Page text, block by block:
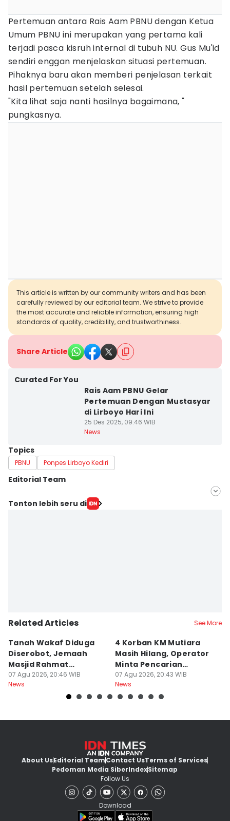
Pertemuan antara Rais Aam PBNU dengan Ketua
Umum PBNU ini merupakan yang pertama kali
terjadi pasca kisruh internal di tubuh NU. Gus Mu'id
sendiri enggan menjelaskan situasi pertemuan.
Pihaknya baru akan memberi penjelasan terkait
hasil pertemuan setelah selesai.
"Kita lihat saja nanti hasilnya bagaimana, "
pungkasnya.
This article is written by our community writers and has been
carefully reviewed by our editorial team. We strive to provide
the most accurate and reliable information, ensuring high
standards of quality, credibility, and trustworthiness.
Share Article
Curated For You
Rais Aam PBNU Gelar
Pertemuan Dengan Mustasyar
di Lirboyo Hari Ini
25 Des 2025, 09:46 WIB
News
Topics
PBNU Ponpes Lirboyo Kediri
Editorial Team
Editor
Tonton lebih seru di
Related Articles See More
Tanah Wakaf Diduga
Diserobot, Jemaah
Masjid Rahmat
Surabaya Protes
07 Agu 2026, 20:46 WIB
News
4 Korban KM Mutiara
Masih Hilang, Operator
Minta Pencarian
Dilanjut
07 Agu 2026, 20:43 WIB
News
About UsEditorial TeamContact UsTerms of Services
Pedoman Media SiberIndexSitemap
Follow Us
Download